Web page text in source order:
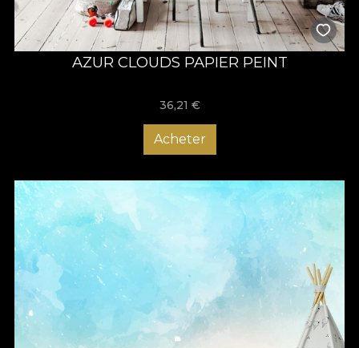
AZUR CLOUDS PAPIER PEINT
36,21 €
Acheter